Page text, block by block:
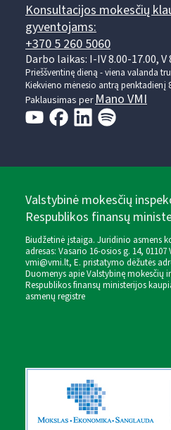
Konsultacijos mokesčių
gyventojams:
+370 5 260 5060
Darbo laikas: I-IV 8.00-17.00, V
Prieššventinę dieną - viena valanda
Kiekvieno mėnesio antrą penktadienį
Paklausimas per Mano VMI
Valstybinė mokesčių
Respublikos finansų
Biudžetinė įstaiga. Juridinio asmens
adresas: Vasario 16-osios g. 14,
vmi@vmi.lt, E. pristatymo dėžutės
Duomenys apie Valstybinę mokesčių
Respublikos finansų ministerijos
asmenų registre